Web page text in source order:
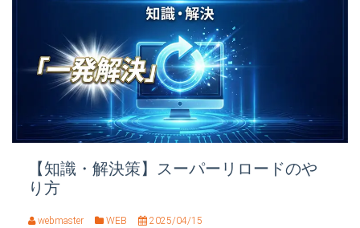
【知識・解決策】スーパーリロードのや
り方
webmaster WEB 2025/04/15